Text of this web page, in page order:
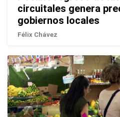
circuitales genera
gobiernos locales
Félix Chávez